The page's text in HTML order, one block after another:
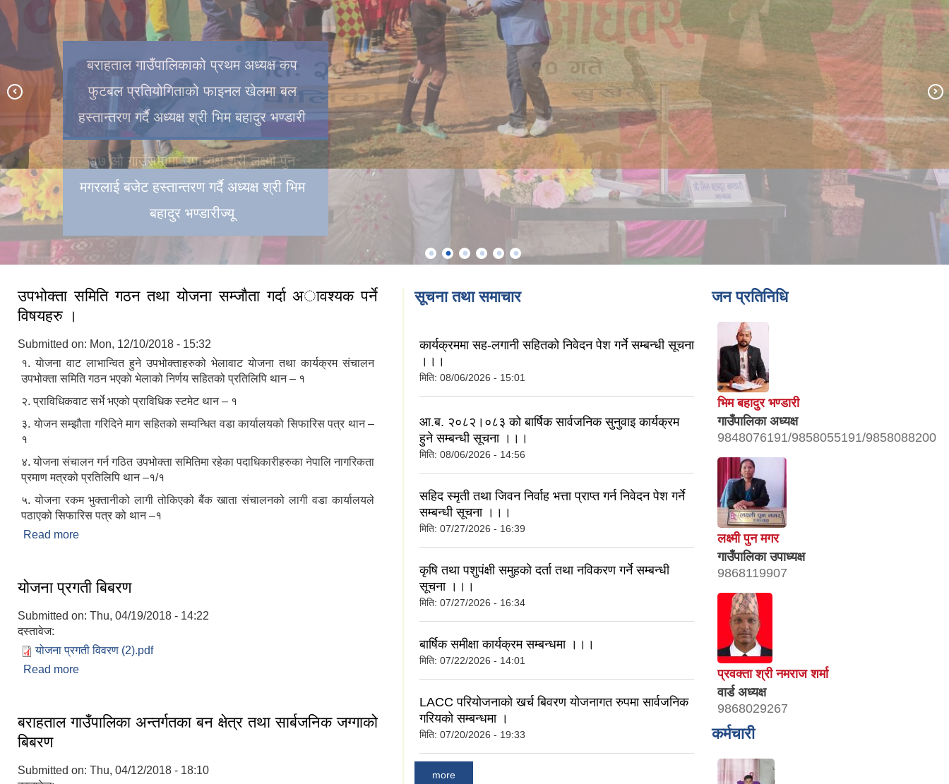
१७ औ गाउँसभामा उपाध्यक्ष श्री लक्ष्मी पुन
मगरलाई बजेट हस्तान्तरण गर्दै अध्यक्ष श्री भिम
बहादुर भण्डारीज्यू
बराहताल गाउँपालिकाको प्रथम अध्यक्ष कप
फुटबल प्रतियोगिताको फाइनल खेलमा बल
हस्तान्तरण गर्दै अध्यक्ष श्री भिम बहादुर भण्डारी
उपभोक्ता समिति गठन तथा योजना सम्जाैता गर्दा अावश्यक पर्ने
विषयहरु ।
Submitted on: Mon, 12/10/2018 - 15:32
१. याेजना वाट लाभान्वित हुने उपभोक्ताहरुको भेलावाट याेजना तथा कार्यक्रम संचालन
उपभोक्ता समिति गठन भएकाे भेलाको निर्णय सहितको प्रतिलिपि थान – १
२. प्राविधिकवाट सर्भे भएकाे प्राविधिक स्टमेट थान – १
३. याेजन सम्झौता गरिदिने माग सहितको सम्वन्धित वडा कार्यालयको सिफारिस पत्र थान –
१
४. योजना संचालन गर्न गठित उपभोक्ता समितिमा रहेका पदाधिकारीहरुका नेपालि नागरिकता
प्रमाण मत्रको प्रतिलिपि थान –१/१
५. योजना रकम भुक्तानीको लागी तोकिएको बैंक खाता संचालनको लागी वडा कार्यालयले
पठाएको सिफारिस पत्र को थान –१
Read more
योजना प्रगती बिबरण
Submitted on: Thu, 04/19/2018 - 14:22
दस्तावेज:
योजना प्रगती विवरण (2).pdf
Read more
बराहताल गाउँपालिका अन्तर्गतका बन क्षेत्र तथा सार्बजनिक जग्गाको
बिबरण
Submitted on: Thu, 04/12/2018 - 18:10
सूचना तथा समाचार
कार्यक्रममा सह-लगानी सहितको निवेदन पेश गर्ने सम्बन्धी सूचना
।।।
मिति: 08/06/2026 - 15:01
आ.ब. २०८२।०८३ को बार्षिक सार्वजनिक सुनुवाइ कार्यक्रम
हुने सम्बन्धी सूचना ।।।
मिति: 08/06/2026 - 14:56
सहिद स्मृती तथा जिवन निर्वाह भत्ता प्राप्त गर्न निवेदन पेश गर्ने
सम्बन्धी सूचना ।।।
मिति: 07/27/2026 - 16:39
कृषि तथा पशुपंक्षी समुहको दर्ता तथा नविकरण गर्ने सम्बन्धी
सूचना ।।।
मिति: 07/27/2026 - 16:34
बार्षिक समीक्षा कार्यक्रम सम्बन्धमा ।।।
मिति: 07/22/2026 - 14:01
LACC परियोजनाको खर्च बिवरण योजनागत रुपमा सार्वजनिक
गरियको सम्बन्धमा ।
मिति: 07/20/2026 - 19:33
more
जन प्रतिनिधि
भिम बहादुर भण्डारी
गाउँपालिका अध्यक्ष
9848076191/9858055191/9858088200
लक्ष्मी पुन मगर
गाउँपालिका उपाध्यक्ष
9868119907
प्रवक्ता श्री नमराज शर्मा
वार्ड अध्यक्ष
9868029267
कर्मचारी